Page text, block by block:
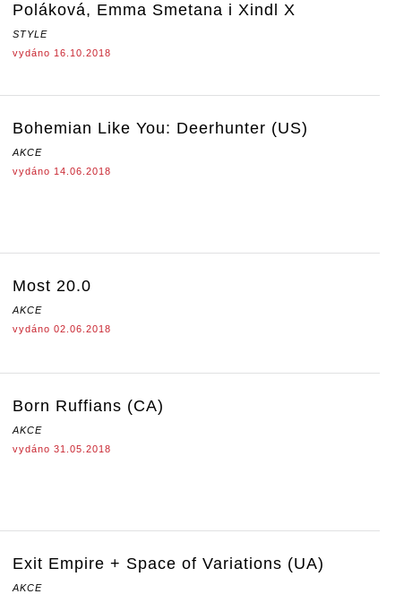
Poláková, Emma Smetana i Xindl X
STYLE
vydáno 16.10.2018
Bohemian Like You: Deerhunter (US)
AKCE
vydáno 14.06.2018
Most 20.0
AKCE
vydáno 02.06.2018
Born Ruffians (CA)
AKCE
vydáno 31.05.2018
Exit Empire + Space of Variations (UA)
AKCE